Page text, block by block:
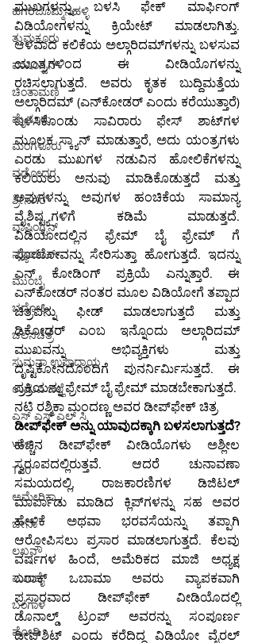
ಹಗರಿಬೊಮ್ಮನಹಳ್ಳಿ
ತುಮಕೂರು
ವಾಷಿಂಗ್ಟನ್
ಚಿಂತಾಮಣಿ
ಮೈಸೂರು
ಮಂಗಳೂರು
ವಡೋದರ
ಶ್ರೀನಗರ
ವಾಷಿಂಗ್ಟನ್
ನ್ಯೂಯಾರ್ಕ್
ಮುಂಬೈ
ಭದೋಹಿ
ಚಲನಚಿತ್ರ
ಸುಮನಾ ಉಪಾಧ್ಯಾಯ
ಉಡುಪಿ ಜಿಲ್ಲೆ
ಎಸ್ ಎಸ್ ಎಲ್ ಸಿ
visa
T20
ಅಮೇರಿಕಾ
ಚೀನಾ
ಲಖನೌ
ಮುಂಬೈ
ಬಂಗಾಳ
ಮೋದಿ
ಮುಖಗಳನ್ನು ಬಳಸಿ ಫೇಕ್ ಮಾರ್ಫಿಂಗ್
ವಿಡಿಯೋಗಳನ್ನು ಕ್ರಿಯೇಟ್ ಮಾಡಲಾಗಿತ್ತು.
ಆಳವಾದ ಕಲಿಕೆಯ ಅಲ್ಗಾರಿದಮ್‌ಗಳನ್ನು ಬಳಸುವ
ಯಂತ್ರಗಳಿಂದ ಈ ವೀಡಿಯೊಗಳನ್ನು
ರಚಿಸಲಾಗುತ್ತದೆ. ಅವರು ಕೃತಕ ಬುದ್ದಿಮತ್ತೆಯ
ಅಲ್ಗಾರಿದಮ್ (ಎನ್‌ಕೋಡರ್ ಎಂದು ಕರೆಯುತ್ತಾರೆ)
ಬಳಸಿಕೊಂಡು ಸಾವಿರಾರು ಫೇಸ್ ಶಾಟ್‌ಗಳ
ಮೂಲಕ ಸ್ಕ್ಯಾನ್ ಮಾಡುತ್ತಾರೆ, ಅದು ಯಂತ್ರಗಳು
ಎರಡು ಮುಖಗಳ ನಡುವಿನ ಹೋಲಿಕೆಗಳನ್ನು
ಕಲಿಯಲು ಅನುವು ಮಾಡಿಕೊಡುತ್ತದೆ ಮತ್ತು
ಅವುಗಳನ್ನು ಅವುಗಳ ಹಂಚಿಕೆಯ ಸಾಮಾನ್ಯ
ವೈಶಿಷ್ಟ್ಯಗಳಿಗೆ ಕಡಿಮೆ ಮಾಡುತ್ತದೆ.
ವಿಡಿಯೋದಲ್ಲಿನ ಫ್ರೇಮ್ ಬೈ ಫ್ರೇಮ್ ಗೆ
ಫೋಟೋವನ್ನು ಸೇರಿಸುತ್ತಾ ಹೋಗುತ್ತದೆ. ಇದನ್ನು
ಎನ್ ಕೋಡಿಂಗ್ ಪ್ರಕ್ರಿಯೆ ಎನ್ನುತ್ತಾರೆ. ಈ
ಎನ್‌ಕೋಡರ್ ನಂತರ ಮೂಲ ವಿಡಿಯೋಗೆ ತಪ್ಪಾದ
ಚಿತ್ರವನ್ನು ಫೀಡ್ ಮಾಡಲಾಗುತ್ತದೆ ಮತ್ತು
ಡಿಕೋಡರ್ ಎಂಬ ಇನ್ನೊಂದು ಅಲ್ಗಾರಿದಮ್
ಮುಖವನ್ನು ಅಭಿವ್ಯಕ್ತಿಗಳು ಮತ್ತು
ದೃಷ್ಟಿಕೋನದೊಂದಿಗೆ ಪುನರ್ನಿರ್ಮಿಸುತ್ತದೆ. ಈ
ಪ್ರಕ್ರಿಯನ್ನು ಫ್ರೇಮ್ ಬೈ ಫ್ರೇಮ್ ಮಾಡಬೇಕಾಗುತ್ತದೆ.
ನಟಿ ರಶ್ಮಿಕಾ ಮಂದಣ್ಣ ಅವರ ಡೀಪ್‌ಫೇಕ್ ಚಿತ್ರ
ಡೀಪ್‌ಫೇಕ್‌ ಅನ್ನು ಯಾವುದಕ್ಕಾಗಿ ಬಳಸಲಾಗುತ್ತದೆ?
ಹೆಚ್ಚಿನ ಡೀಪ್‌ಫೇಕ್ ವೀಡಿಯೊಗಳು ಅಶ್ಲೀಲ
ಸ್ವರೂಪದಲ್ಲಿರುತ್ತವೆ. ಆದರೆ ಚುನಾವಣಾ
ಸಮಯದಲ್ಲಿ, ರಾಜಕಾರಣಿಗಳ ಡಿಜಿಟಲ್
ಮಾರ್ಪಾಡು ಮಾಡಿದ ಕ್ಲಿಪ್‌ಗಳನ್ನು ಸಹ ಅವರ
ಹೇಳಿಕೆ ಅಥವಾ ಭರವಸೆಯನ್ನು ತಪ್ಪಾಗಿ
ಆರೋಪಿಸಲು ಪ್ರಸಾರ ಮಾಡಲಾಗುತ್ತದೆ. ಕೆಲವು
ವರ್ಷಗಳ ಹಿಂದೆ, ಅಮೆರಿಕದ ಮಾಜಿ ಅಧ್ಯಕ್ಷ
ಬರಾಕ್ ಒಬಾಮಾ ಅವರು ವ್ಯಾಪಕವಾಗಿ
ಪ್ರಸಾರವಾದ ಡೀಪ್‌ಫೇಕ್ ವೀಡಿಯೊದಲ್ಲಿ
ಡೊನಾಲ್ಡ್ ಟ್ರಂಪ್ ಅವರನ್ನು ಸಂಪೂರ್ಣ
ಡೀಪ್‌ಶಿಟ್ ಎಂದು ಕರೆದಿದ್ದ ವಿಡಿಯೋ ವೈರಲ್